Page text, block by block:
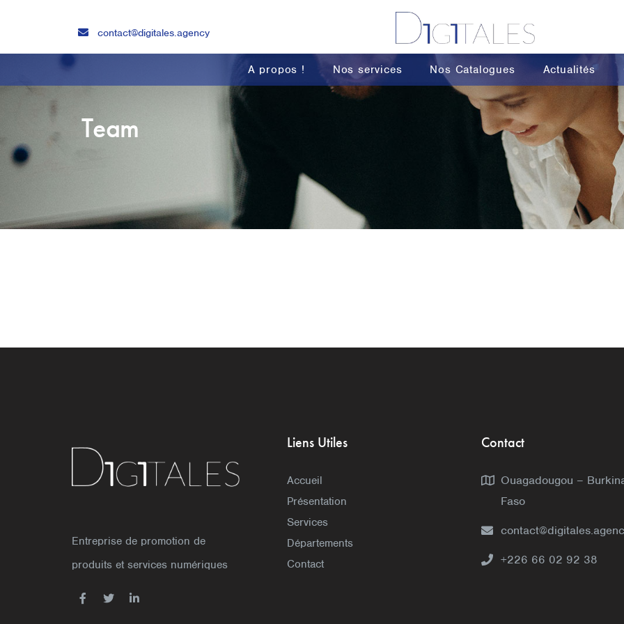
contact@digitales.agency
A propos ! Nos services Nos Catalogues Actualités
Team
Entreprise de promotion de
produits et services numériques
Liens Utiles
Accueil
Présentation
Services
Départements
Contact
Contact
Ouagadougou –
Faso
+226 66 02 92 38